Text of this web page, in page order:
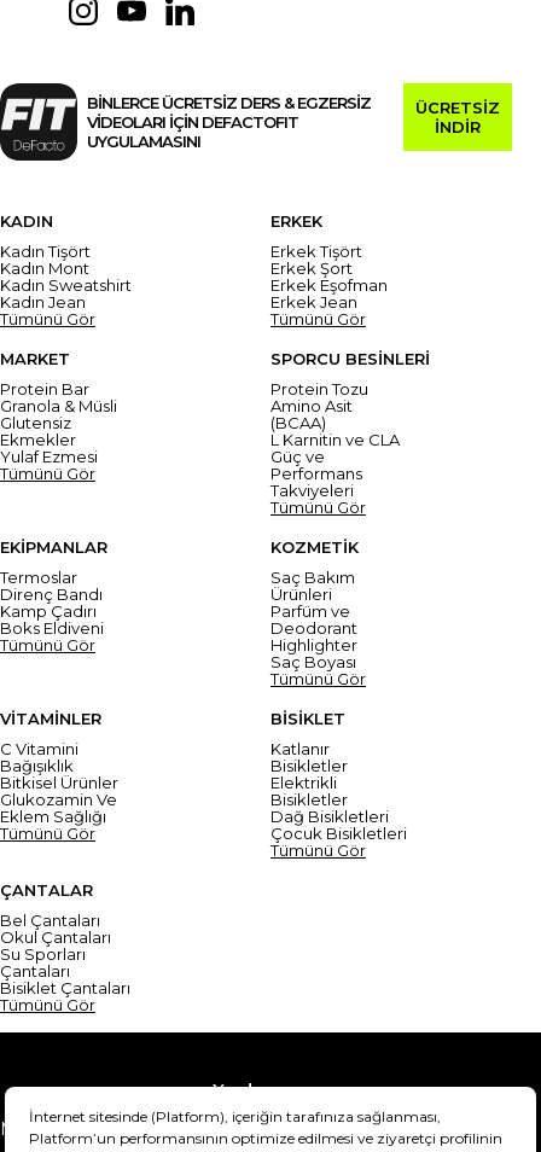
BİNLERCE ÜCRETSİZ DERS & EGZERSİZ
VİDEOLARI İÇİN DEFACTOFIT
UYGULAMASINI
ÜCRETSİZ
İNDİR
KADIN
Kadın Tişört
Kadın Mont
Kadın Sweatshirt
Kadın Jean
Tümünü Gör
ERKEK
Erkek Tişört
Erkek Şort
Erkek Eşofman
Erkek Jean
Tümünü Gör
MARKET
Protein Bar
Granola & Müsli
Glutensiz
Ekmekler
Yulaf Ezmesi
Tümünü Gör
SPORCU BESİNLERİ
Protein Tozu
Amino Asit
(BCAA)
L Karnitin ve CLA
Güç ve
Performans
Takviyeleri
Tümünü Gör
EKİPMANLAR
Termoslar
Direnç Bandı
Kamp Çadırı
Boks Eldiveni
Tümünü Gör
KOZMETİK
Saç Bakım
Ürünleri
Parfüm ve
Deodorant
Highlighter
Saç Boyası
Tümünü Gör
VİTAMİNLER
C Vitamini
Bağışıklık
Bitkisel Ürünler
Glukozamin Ve
Eklem Sağlığı
Tümünü Gör
BİSİKLET
Katlanır
Bisikletler
Elektrikli
Bisikletler
Dağ Bisikletleri
Çocuk Bisikletleri
Tümünü Gör
ÇANTALAR
Bel Çantaları
Okul Çantaları
Su Sporları
Çantaları
Bisiklet Çantaları
Tümünü Gör
Yardım
Mesafeli Satış Sözleşmesi
Teslimat Bilgisi